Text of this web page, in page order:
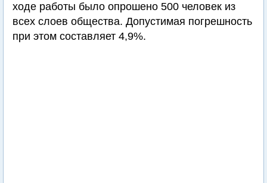
ходе работы было опрошено 500 человек из
всех слоев общества. Допустимая погрешность
при этом составляет 4,9%.